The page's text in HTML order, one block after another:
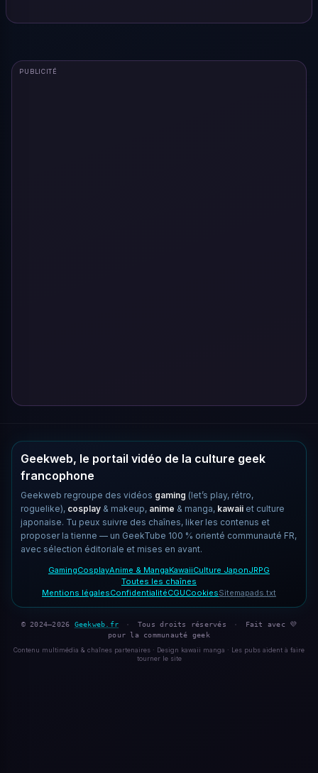
PUBLICITÉ
Geekweb, le portail vidéo de la culture geek
francophone
Geekweb regroupe des vidéos gaming (let’s play, rétro,
roguelike), cosplay & makeup, anime & manga, kawaii et culture
japonaise. Tu peux suivre des chaînes, liker les contenus et
proposer la tienne — un GeekTube 100 % orienté communauté FR,
avec sélection éditoriale et mises en avant.
GamingCosplayAnime & MangaKawaiiCulture JaponJRPG
Toutes les chaînes
Mentions légalesConfidentialitéCGUCookiesSitemapads.txt
© 2024–2026 Geekweb.fr · Tous droits réservés ·
Fait avec 💜
pour la communauté geek
Contenu multimédia & chaînes partenaires · Design kawaii manga · Les pubs aident à faire
tourner le site